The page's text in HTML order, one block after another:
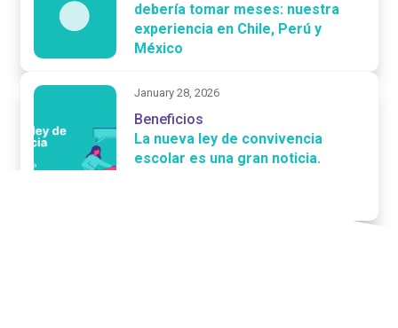
debería tomar meses: nuestra
experiencia en Chile, Perú y
México
January 28, 2026
Beneficios
La nueva ley de convivencia
escolar es una gran noticia.